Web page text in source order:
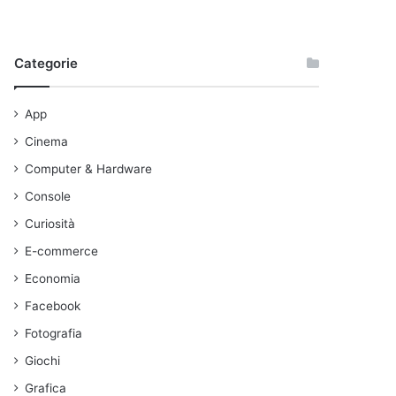
Categorie
App
Cinema
Computer & Hardware
Console
Curiosità
E-commerce
Economia
Facebook
Fotografia
Giochi
Grafica